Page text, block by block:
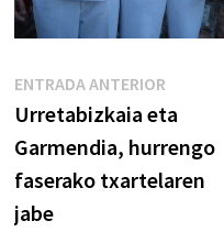
Navegación
de
entradas
ENTRADA ANTERIOR
anterior:
Urretabizkaia eta
Garmendia, hurrengo
faserako txartelaren
jabe